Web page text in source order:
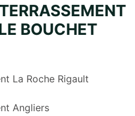
BOUCHET
La Roche Rigault
Angliers